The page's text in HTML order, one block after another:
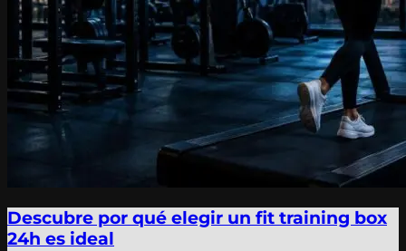
Descubre por qué elegir un fit training box
24h es ideal